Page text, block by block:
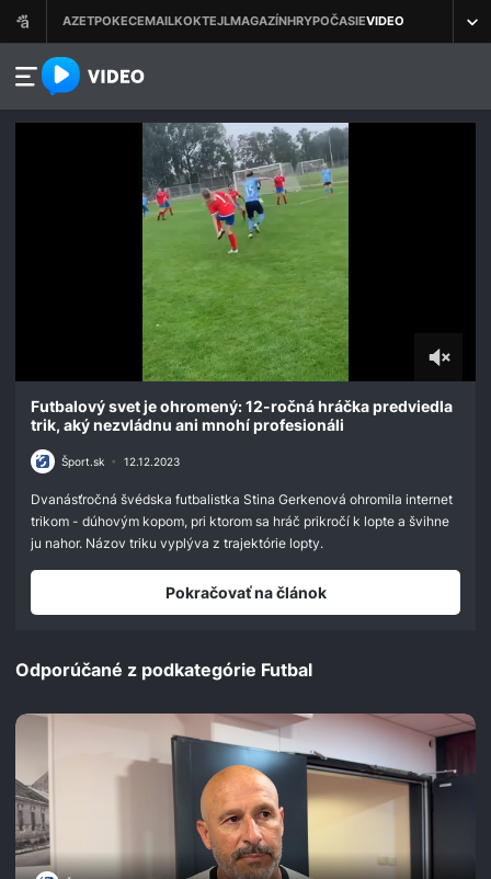
azet.video.sk
seconds
seconds
Futbalový svet je ohromený: 12-ročná hráčka predviedla
trik, aký nezvládnu ani mnohí profesionáli
Šport.sk • 12.12.2023
Dvanásťročná švédska futbalistka Stina Gerkenová ohromila internet
trikom - dúhovým kopom, pri ktorom sa hráč prikročí k lopte a švihne
ju nahor. Názov triku vyplýva z trajektórie lopty.
Pokračovať na článok
Odporúčané z podkategórie Futbal